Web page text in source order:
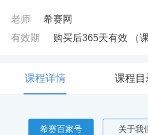
老师
希赛网
有效期
购买后365天有效 （
课程详情 课程目
希赛百家号 关于我